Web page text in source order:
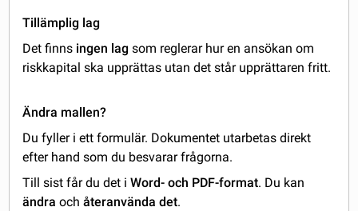
Tillämplig lag
Det finns ingen lag som reglerar hur en ansökan om
riskkapital ska upprättas utan det står upprättaren fritt.
Ändra mallen?
Du fyller i ett formulär. Dokumentet utarbetas direkt
efter hand som du besvarar frågorna.
Till sist får du det iWord- och PDF-format. Du kan
ändra ochåteranvända det.